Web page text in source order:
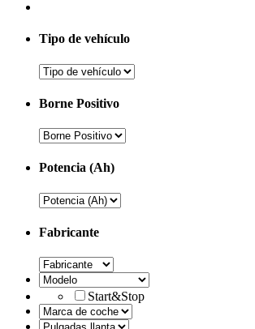
Tipo de vehículo
Borne Positivo
Potencia (Ah)
Fabricante
Start&Stop